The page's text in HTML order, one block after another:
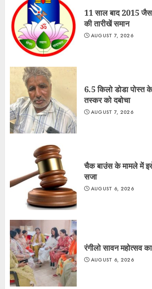
11 साल बाद 2015
की तारीखें समान
AUGUST 7, 2026
6.5 किलो डोडा पोस्त
तस्कर को दबोचा
AUGUST 7, 2026
चैक बाउंस के मामले में इसे
सजा
AUGUST 6, 2026
रंगीलो सावन महोत्सव
AUGUST 6, 2026